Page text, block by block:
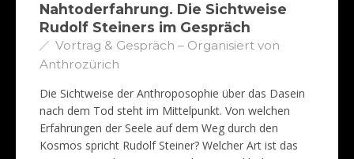
Nahtoderfahrung. Die Sichtweise
Rudolf Steiners im Gespräch
Vortrag & Gespräch – Organisiert von
Anthrozürich
Die Sichtweise der Anthroposophie über das Dasein
nach dem Tod steht im Mittelpunkt. Von welchen
Erfahrungen der Seele auf dem Weg durch den
Kosmos spricht Rudolf Steiner? Welcher Art ist das